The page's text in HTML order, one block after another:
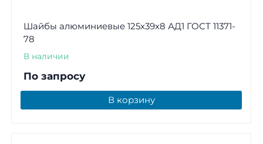
Шайбы алюминиевые 125х39х8 АД1 ГОСТ 11371-
78
В наличии
По запросу
В корзину